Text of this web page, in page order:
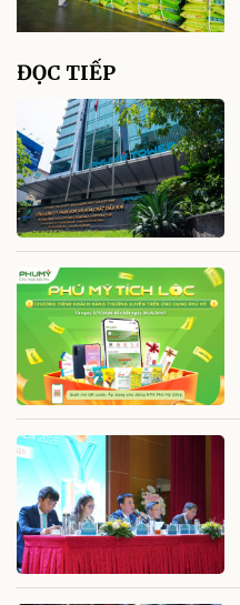
ĐỌC TIẾP